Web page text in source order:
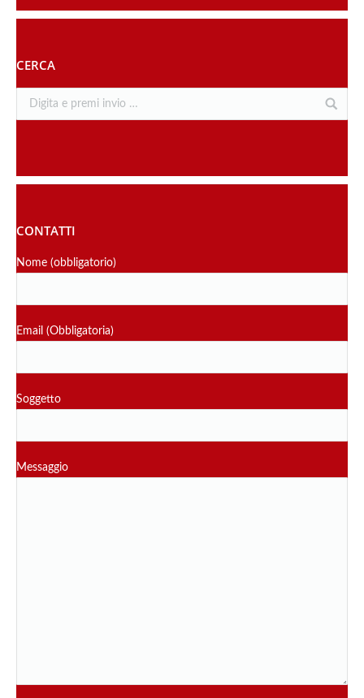
CERCA
CONTATTI
Nome (obbligatorio)
Email (Obbligatoria)
Soggetto
Messaggio